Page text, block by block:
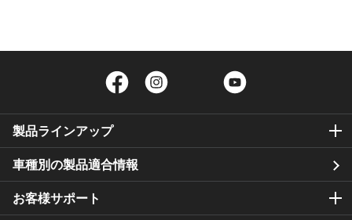
Facebook Twitter
製品ラインアップ
車種別の製品適合情報
お客様サポート